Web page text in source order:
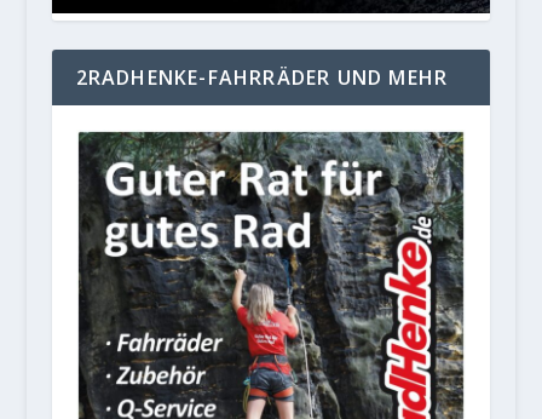
2RADHENKE-FAHRRÄDER UND MEHR